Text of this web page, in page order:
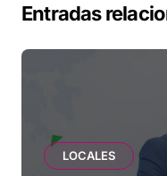
Entradas
LOCALES